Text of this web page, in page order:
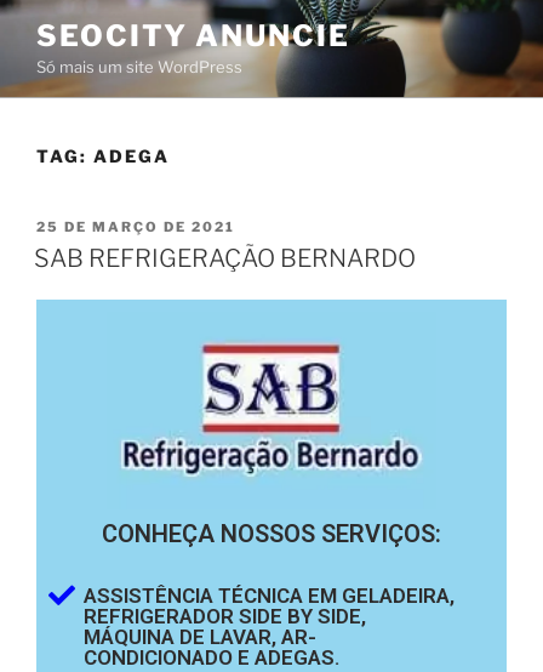
SEOCITY ANUNCIE
Só mais um site WordPress
TAG: ADEGA
25 DE MARÇO DE 2021
SAB REFRIGERAÇÃO BERNARDO
CONHEÇA NOSSOS SERVIÇOS:
ASSISTÊNCIA TÉCNICA EM GELADEIRA,
REFRIGERADOR SIDE BY SIDE,
MÁQUINA DE LAVAR, AR-
CONDICIONADO E ADEGAS.